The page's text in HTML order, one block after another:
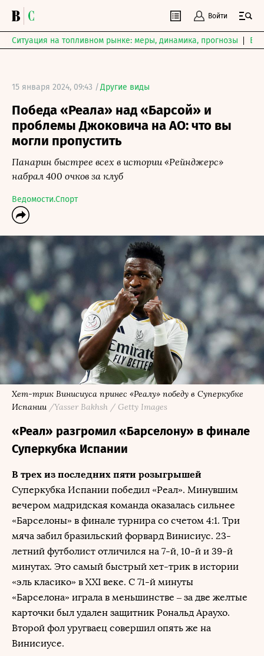
Войти
Ситуация на топливном рынке: меры, динамика, прогнозы
15 января 2024, 09:43 /Другие виды
Победа «Реала» над «Барсой» и
проблемы Джоковича на AO: что вы
могли пропустить
Панарин быстрее всех в истории «Рейнджерс»
набрал 400 очков за клуб
Ведомости.Спорт
Хет-трик Винисиуса принес «Реалу» победу в Суперкубке
Испании /Yasser Bakhsh / Getty Images
«Реал» разгромил «Барселону» в финале
Суперкубка Испании
В трех из последних пяти розыгрышей
Суперкубка Испании победил «Реал». Минувшим
вечером мадридская команда оказалась сильнее
«Барселоны» в финале турнира со счетом 4:1. Три
мяча забил бразильский форвард Винисиус. 23-
летний футболист отличился на 7-й, 10-й и 39-й
минутах. Это самый быстрый хет-трик в истории
«эль класико» в XXI веке. С 71-й минуты
«Барселона» играла в меньшинстве – за две желтые
карточки был удален защитник Рональд Араухо.
Второй фол уругваец совершил опять же на
Винисиусе.